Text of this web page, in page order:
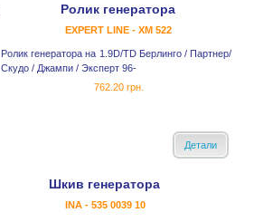
Ролик генератора
EXPERT LINE - XM 522
Ролик генератора на 1.9D/TD Берлинго / Партнер/
Скудо / Джампи / Эксперт 96-
762.20 грн.
Детали
Шкив генератора
INA - 535 0039 10